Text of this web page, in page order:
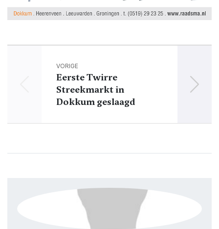
VORIGE
Eerste Twirre
Streekmarkt in
Dokkum geslaagd